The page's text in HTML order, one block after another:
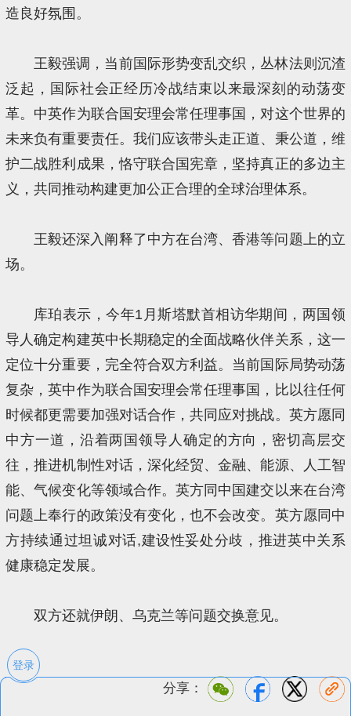
造良好氛围。
王毅强调，当前国际形势变乱交织，丛林法则沉渣
泛起，国际社会正经历冷战结束以来最深刻的动荡变
革。中英作为联合国安理会常任理事国，对这个世界的
未来负有重要责任。我们应该带头走正道、秉公道，维
护二战胜利成果，恪守联合国宪章，坚持真正的多边主
义，共同推动构建更加公正合理的全球治理体系。
王毅还深入阐释了中方在台湾、香港等问题上的立
场。
库珀表示，今年1月斯塔默首相访华期间，两国领
导人确定构建英中长期稳定的全面战略伙伴关系，这一
定位十分重要，完全符合双方利益。当前国际局势动荡
复杂，英中作为联合国安理会常任理事国，比以往任何
时候都更需要加强对话合作，共同应对挑战。英方愿同
中方一道，沿着两国领导人确定的方向，密切高层交
往，推进机制性对话，深化经贸、金融、能源、人工智
能、气候变化等领域合作。英方同中国建交以来在台湾
问题上奉行的政策没有变化，也不会改变。英方愿同中
方持续通过坦诚对话,建设性妥处分歧，推进英中关系
健康稳定发展。
双方还就伊朗、乌克兰等问题交换意见。
分享：
登录